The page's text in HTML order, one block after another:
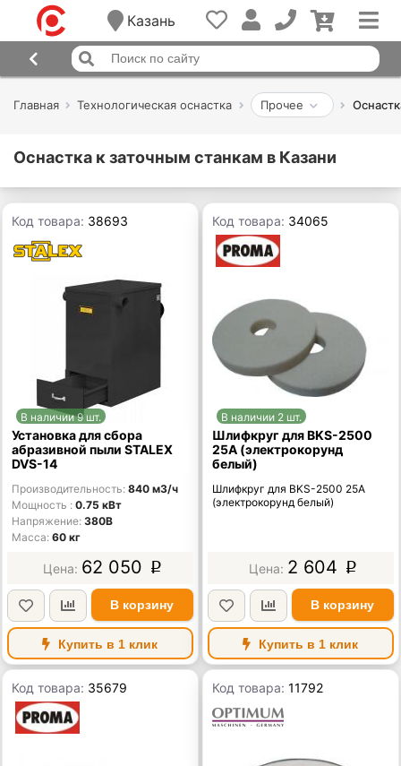
Казань
Главная Технологическая оснастка Прочее
Оснастка к заточным станкам в Казани
Код товара: 38693
В наличии 9 шт.
Установка для сбора
абразивной пыли STALEX
DVS-14
Производительность 840 м3/ч
Мощность
0.75 кВт
Напряжение 380В
Масса 60 кг
62 050 p
В корзину
Купить в 1 клик
Код товара: 34065
В наличии 2 шт.
Шлифкруг для BKS-2500
25A (электрокорунд
белый)
Шлифкруг для BKS-2500 25A
(электрокорунд белый)
2 604 p
В корзину
Купить в 1 клик
Код товара: 35679 Код товара:11792